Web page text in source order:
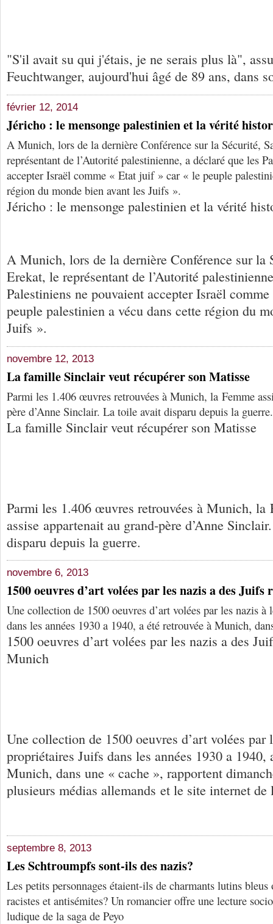
"S'il avait su qui j'étais, je ne serais plus là",
Feuchtwanger, aujourd'hui âgé de 89 ans, dans
février 12, 2014
Jéricho : le mensonge palestinien et la vérité
A Munich, lors de la dernière Conférence sur la Sécurité,
représentant de l’Autorité palestinienne, a déclaré que les
accepter Israël comme « Etat juif » car « le peuple
région du monde bien avant les Juifs ».
Jéricho : le mensonge palestinien et la vérité
A Munich, lors de la dernière Conférence sur la
Erekat, le représentant de l’Autorité
Palestiniens ne pouvaient accepter Israël
peuple palestinien a vécu dans cette région du
Juifs ».
novembre 12, 2013
La famille Sinclair veut récupérer son Matisse
Parmi les 1.406 œuvres retrouvées à Munich, la Femme
père d’Anne Sinclair. La toile avait disparu depuis la guerre.
La famille Sinclair veut récupérer son Matisse
Parmi les 1.406 œuvres retrouvées à Munich, la
assise appartenait au grand-père d’Anne
disparu depuis la guerre.
novembre 6, 2013
1500 oeuvres d’art volées par les nazis a des
Une collection de 1500 oeuvres d’art volées par les nazis
dans les années 1930 a 1940, a été retrouvée à Munich,
1500 oeuvres d’art volées par les nazis a des
Munich
Une collection de 1500 oeuvres d’art volées par
propriétaires Juifs dans les années 1930 a 1940,
Munich, dans une « cache », rapportent
plusieurs médias allemands et le site internet
septembre 8, 2013
Les Schtroumpfs sont-ils des nazis?
Les petits personnages étaient-ils de charmants lutins
racistes et antisémites? Un romancier offre une lecture
ludique de la saga de Peyo